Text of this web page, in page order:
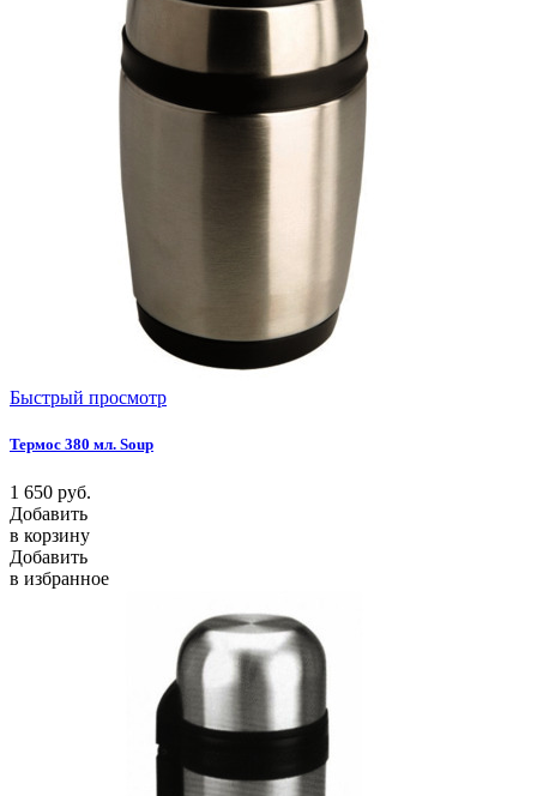
Быстрый просмотр
Термос 380 мл. Soup
1 650 руб.
Добавить
в корзину
Добавить
в избранное